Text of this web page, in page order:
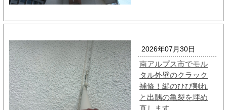
2026年07月30日
南アルプス市でモル
タル外壁のクラック
補修！縦のひび割れ
と出隅の亀裂を埋め
直します